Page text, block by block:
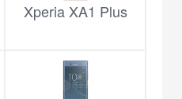
Xperia XA1 Plus